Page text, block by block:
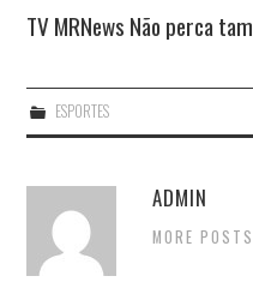
TV MRNews Não perca
ESPORTES
ADMIN
MORE POSTS